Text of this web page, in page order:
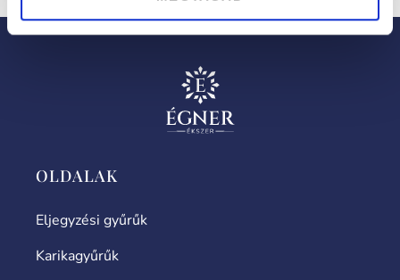
OLDALAK
Eljegyzési gyűrűk
Karikagyűrűk